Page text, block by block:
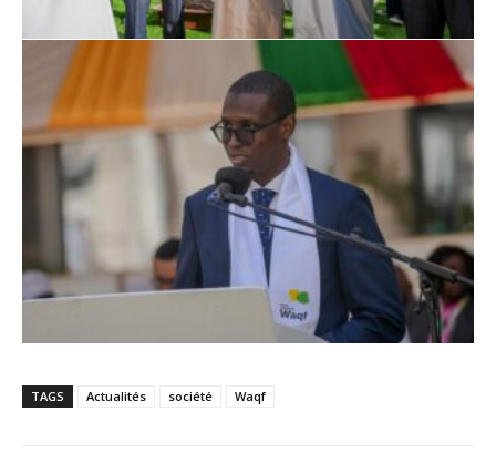
TAGS Actualités société Waqf